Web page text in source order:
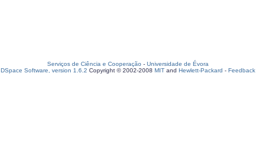
Serviços de Ciência e Cooperação - Universidade de Évora
DSpace Software, version 1.6.2 Copyright © 2002-2008 MIT and Hewlett-Packard - Feedback